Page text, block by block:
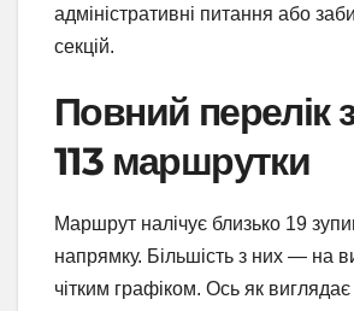
адміністративні питання або
секцій.
Повний перелік
113 маршрутки
Маршрут налічує близько 19
напрямку. Більшість з них — на
чітким графіком. Ось як